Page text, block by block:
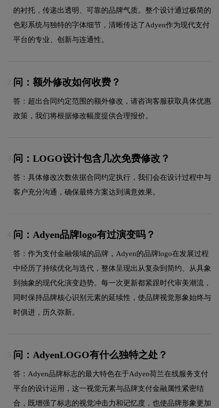
的衬托，传递出透明、可靠的品牌气质。整个设计通过极简的
色彩系统与独特的字体细节，清晰传达了Adyen作为现代支付
平台的专业、创新与连通性。
2. 问：额外修改如何收费？
答：超出合同约定范围的额外修改，请咨询客服获取具体优惠
政策，我们将根据修改幅度提供合理报价。
3. 问：LOGO设计包含几次免费修改？
答：具体修改次数依据合同约定执行，我们会在设计过程中与
客户充分沟通，确保最终方案达到满意效果。
4. 问：Adyen品牌logo有过演变吗？
答：作为支付金融领域的品牌，Adyen的品牌logo在发展过程
中经历了持续优化与迭代，整体呈现出从复杂到简约、从具象
到抽象的现代化演变趋势。每一次更新都紧跟时代审美潮流，
同时保持品牌核心识别元素的延续性，使品牌视觉形象始终与
时俱进，历久弥新。
5. 问：AdyenLOGO有什么独特之处？
答：Adyen品牌标志的最大特色在于Adyen荷兰在线服务支付
平台的设计运用，这一视觉元素与品牌支付金融属性紧密结
合，既增强了标志的视觉冲击力和记忆度，也使品牌形象更加